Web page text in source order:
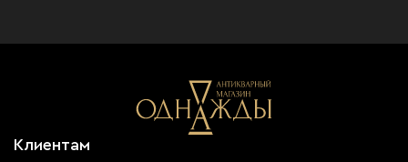
Клиентам